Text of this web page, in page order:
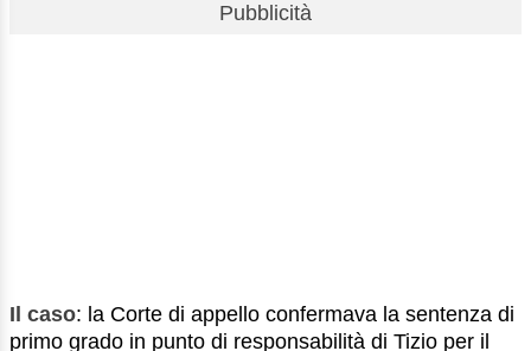
Pubblicità
Il caso: la Corte di appello confermava la sentenza di
primo grado in punto di responsabilità di Tizio per il